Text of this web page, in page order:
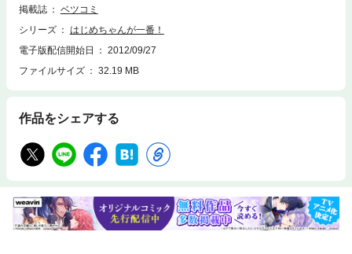
掲載誌
ベツコミ
シリーズ
はじめちゃんが一番！
電子版配信開始日
2012/09/27
ファイルサイズ
32.19 MB
作品をシェアする